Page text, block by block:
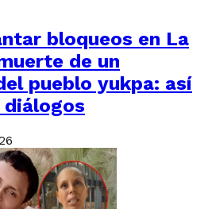
bloqueos en La
de un
pueblo yukpa: así
diálogos